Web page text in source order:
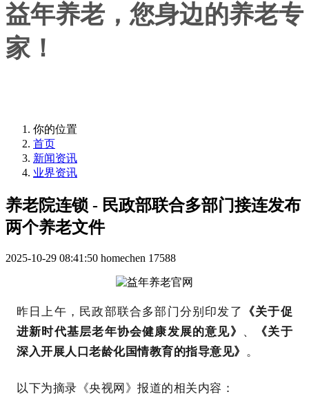
益年养老，您身边的养老专
家！
你的位置
首页
新闻资讯
业界资讯
养老院连锁 - 民政部联合多部门接连发布
两个养老文件
2025-10-29 08:41:50 homechen 17588
昨日上午，民政部联合多部门分别印发了 《关于促
进新时代基层老年协会健康发展的意见》 、
《关于
深入开展人口老龄化国情教育的指导意见》 。
以下为摘录《央视网》报道的相关内容：